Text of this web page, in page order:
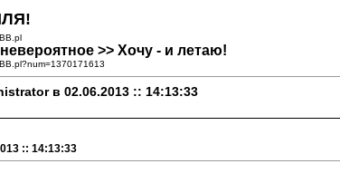
>> Хочу - и летаю!
в 02.06.2013 :: 14:13:33
:: 14:13:33